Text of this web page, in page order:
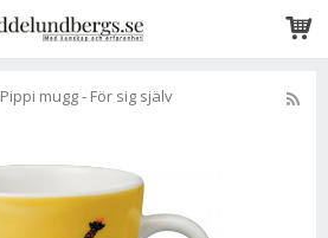
Pippi mugg - För sig själv